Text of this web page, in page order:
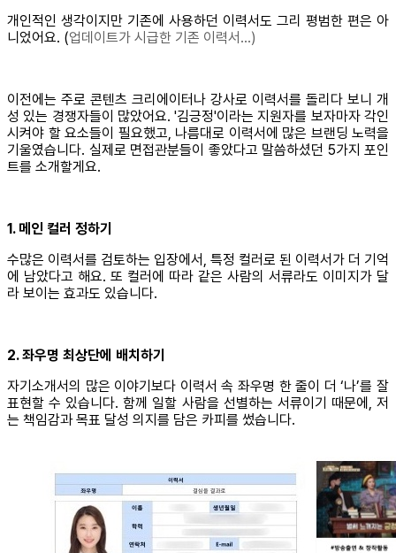
개인적인 생각이지만 기존에 사용하던 이력서도 그리 평범한 편은 아
니었어요. (업데이트가 시급한 기존 이력서…)
이전에는 주로 콘텐츠 크리에이터나 강사로 이력서를 돌리다 보니 개
성 있는 경쟁자들이 많았어요. '김긍정'이라는 지원자를 보자마자 각인
시켜야 할 요소들이 필요했고, 나름대로 이력서에 많은 브랜딩 노력을
기울였습니다. 실제로 면접관분들이 좋았다고 말씀하셨던 5가지 포인
트를 소개할게요.
1. 메인 컬러 정하기
수많은 이력서를 검토하는 입장에서, 특정 컬러로 된 이력서가 더 기억
에 남았다고 해요. 또 컬러에 따라 같은 사람의 서류라도 이미지가 달
라 보이는 효과도 있습니다.
2. 좌우명 최상단에 배치하기
자기소개서의 많은 이야기보다 이력서 속 좌우명 한 줄이 더 ‘나’를 잘
표현할 수 있습니다. 함께 일할 사람을 선별하는 서류이기 때문에, 저
는 책임감과 목표 달성 의지를 담은 카피를 썼습니다.